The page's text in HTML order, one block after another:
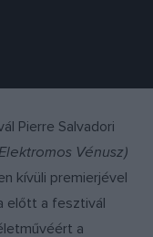
Pierre Salvadori
Vénusz)
kívüli premierjével
előtt a fesztivál
a